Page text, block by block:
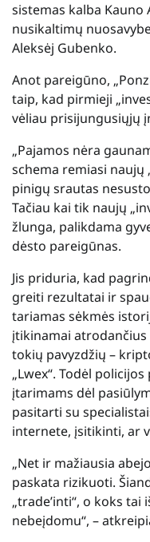
sistemas kalba Kauno
nusikaltimų
Aleksėj Gubenko.
Anot pareigūno,
taip, kad pirmieji
vėliau prisijungusiųjų
„Pajamos nėra
schema remiasi naujų
pinigų srautas
Tačiau kai tik naujų
žlunga, palikdama
dėsto pareigūnas.
Jis priduria, kad
greiti rezultatai ir
tariamas sėkmės
įtikinamai
tokių pavyzdžių –
„Lwex“. Todėl
įtarimams dėl
pasitarti su
internete, įsitikinti, ar
„Net ir mažiausia
paskata rizikuoti.
„trade’inti“, o koks tai
nebeįdomu“, –